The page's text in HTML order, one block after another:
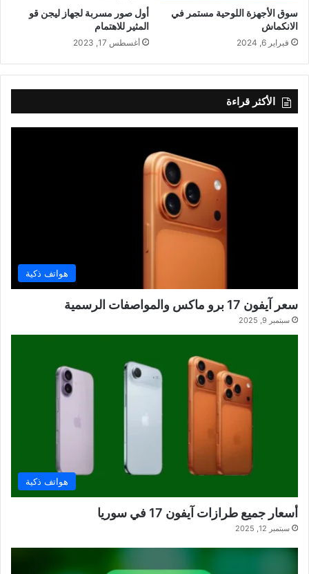
سوق الأجهزة اللوحية مستمر في
الانكماش
فبراير 6, 2024
أول صور مسربة لجهاز ليجن قو
المثير للاهتمام
أغسطس 17, 2023
الأكثر قراءة
هواتف ذكية
سعر آيفون 17 برو ماكس والمواصفات الرسمية
سبتمبر 9, 2025
هواتف ذكية
أسعار جميع طرازات آيفون 17 في سوريا
سبتمبر 12, 2025